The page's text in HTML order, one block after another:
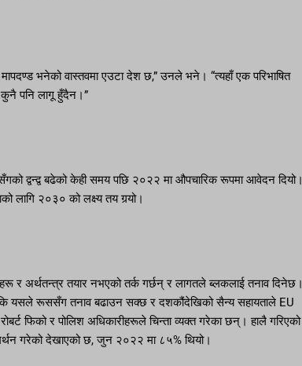
मापदण्ड भनेको वास्तवमा एउटा देश छ,” उनले भने। “त्यहाँ एक परिभाषित
कुनै पनि लागू हुँदैन।”
द्वन्द्व बढेको केही समय पछि २०२२ मा औपचारिक रूपमा आवेदन दियो।
लागि २०३० को लक्ष्य तय गर्‍यो।
अर्थतन्त्र तयार नभएको तर्क गर्छन् र लागतले ब्लकलाई तनाव दिनेछ।
कि यसले रूससँग तनाव बढाउन सक्छ र दशकौंदेखिको सैन्य सहायताले EU
फिको र पोलिश अधिकारीहरूले चिन्ता व्यक्त गरेका छन्। हालै गरिएको
गरेको देखाएको छ, जुन २०२२ मा ८५% थियो।